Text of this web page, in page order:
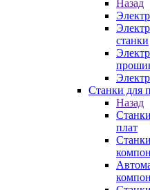
Назад
станки
Станки для
Назад
плат